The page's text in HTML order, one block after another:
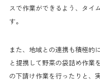
スで作業ができるよう、タイ
す。
また、地域との連携も積極的
と提携して野菜の袋詰め作業
の下請け作業を行ったりと、